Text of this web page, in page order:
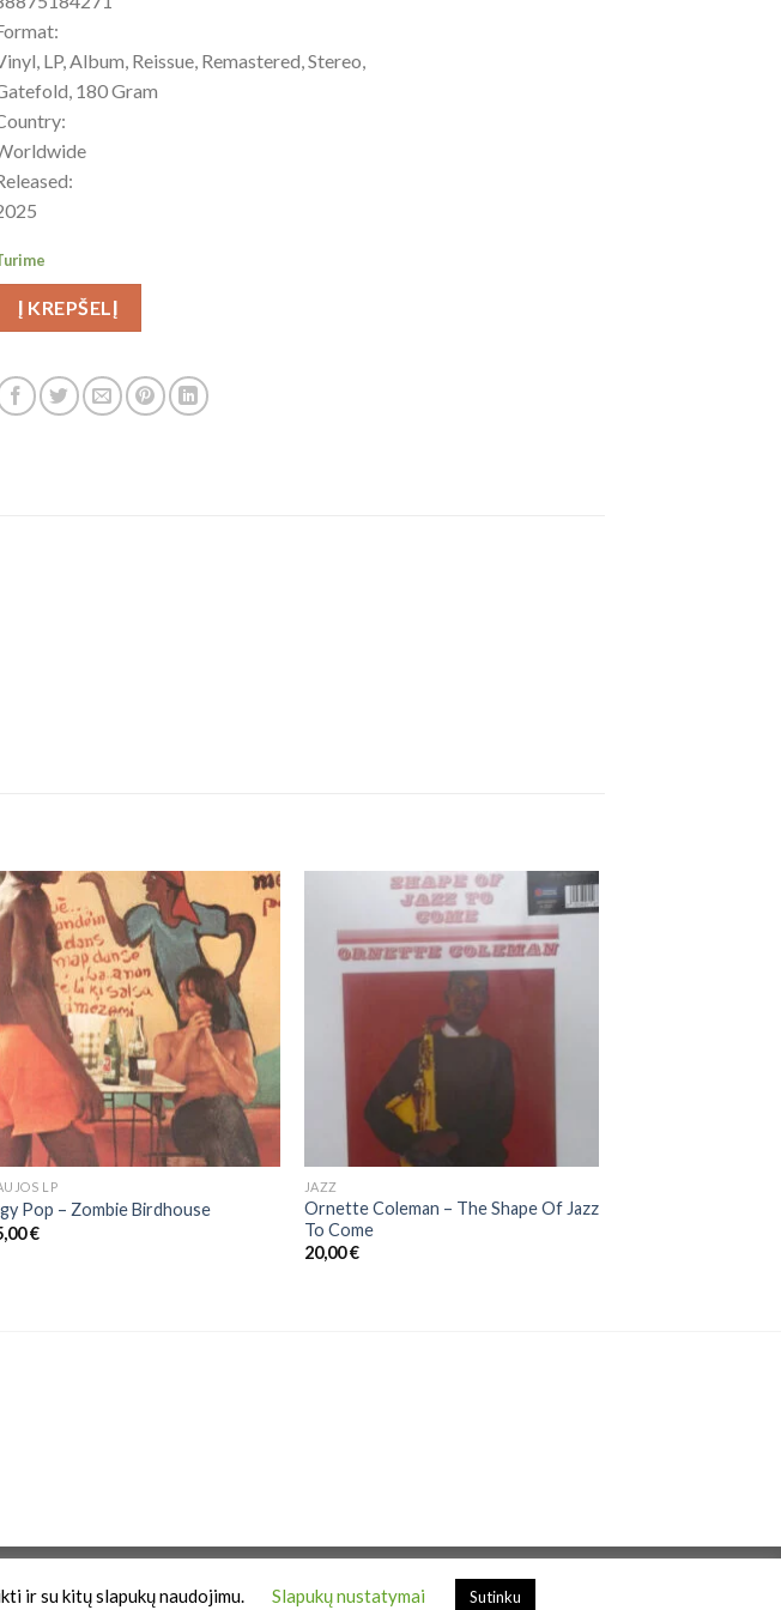
LP, Album, Reissue, Remastered, Stereo,
180 Gram
Į KREPŠELĮ
LP
Pop – Zombie Birdhouse
€
JAZZ
Ornette Coleman – The Shape Of Jazz
To Come
20,00€
ir su kitų slapukų naudojimu. Slapukų nustatymai Sutinku